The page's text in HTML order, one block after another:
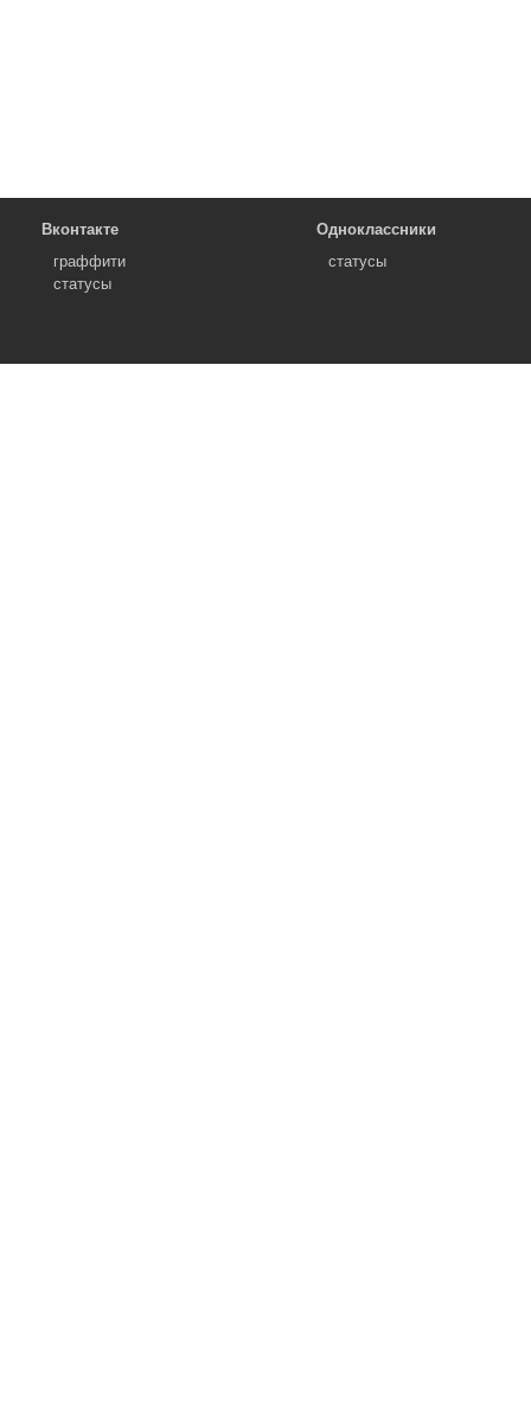
Вконтакте
граффити
статусы
Одноклассники
статусы